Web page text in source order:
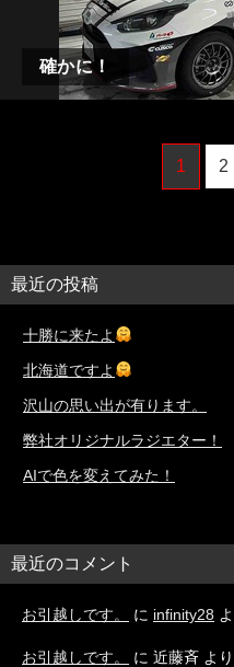
確かに！
1 2
最近の投稿
十勝に来たよ
北海道ですよ
沢山の思い出が有ります。
弊社オリジナルラジエター！
AIで色を変えてみた！
最近のコメント
お引越しです。 に infinity28
お引越しです。 に 近藤斉 より